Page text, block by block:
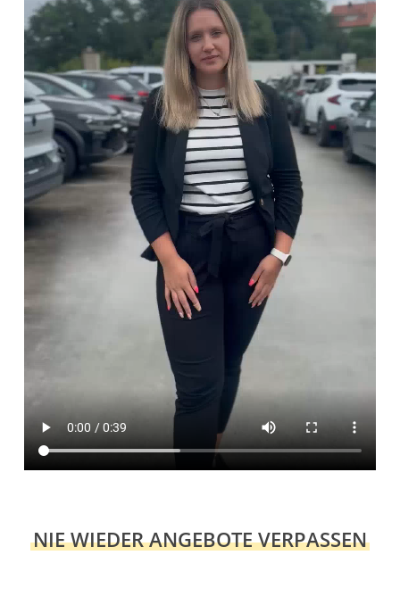
NIE WIEDER ANGEBOTE VERPASSEN